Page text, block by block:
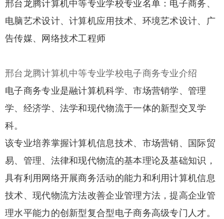
电脑艺术设计、计算机应用技术、环境艺术设计、广
告传媒、网络技术工程师
邢台龙腾计算机中等专业学校电子商务专业介绍
电子商务专业是融计算机科学、市场营销学、管理
学、经济学、法学和现代物流于一体的新型交叉学
科。
该专业培养掌握计算机信息技术、市场营销、国际贸
易、管理、法律和现代物流的基本理论及基础知识，
具有利用网络开展商务活动的能力和利用计算机信息
技术、现代物流方法改善企业管理方法，提高企业管
理水平能力的创新型复合型电子商务高级专门人才。